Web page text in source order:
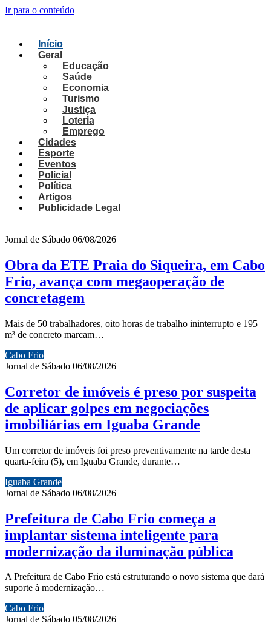
Ir para o conteúdo
Início
Geral
Educação
Saúde
Economia
Turismo
Justiça
Loteria
Emprego
Cidades
Esporte
Eventos
Policial
Política
Artigos
Publicidade Legal
Jornal de Sábado 06/08/2026
Obra da ETE Praia do Siqueira, em Cabo
Frio, avança com megaoperação de
concretagem
Mais de 50 trabalhadores, oito horas de trabalho ininterrupto e 195
m³ de concreto marcam…
Cabo Frio
Jornal de Sábado 06/08/2026
Corretor de imóveis é preso por suspeita
de aplicar golpes em negociações
imobiliárias em Iguaba Grande
Um corretor de imóveis foi preso preventivamente na tarde desta
quarta-feira (5), em Iguaba Grande, durante…
Iguaba Grande
Jornal de Sábado 06/08/2026
Prefeitura de Cabo Frio começa a
implantar sistema inteligente para
modernização da iluminação pública
A Prefeitura de Cabo Frio está estruturando o novo sistema que dará
suporte à modernização…
Cabo Frio
Jornal de Sábado 05/08/2026